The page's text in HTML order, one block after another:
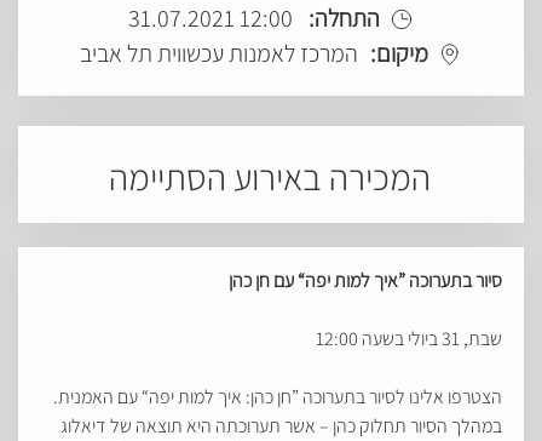
התחלה: 12:00 31.07.2021
מיקום: המרכז לאמנות עכשווית תל אביב
המכירה באירוע הסתיימה
סיור בתערוכה ”איך למות יפה“ עם חן כהן
שבת, 31 ביולי בשעה 12:00
הצטרפו אלינו לסיור בתערוכה ”חן כהן: איך למות יפה“ עם האמנית.
במהלך הסיור תחלוק כהן – אשר תערוכתה היא תוצאה של דיאלוג